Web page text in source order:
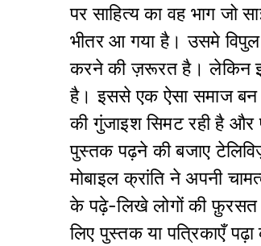
पर साहित्य का वह भाग जो
भीतर आ गया है। उसमे
करने की ज़रूरत है। लेकिन
है। इससे एक ऐसा समाज बन
की गुंजाइश सिमट रही है
पुस्तक पढ़ने की बजाए
मोबाइल क्रांति ने अपनी
के पढ़े-लिखे लोगों की फ़ुरसत
लिए पुस्तक या पत्रिकाएँ